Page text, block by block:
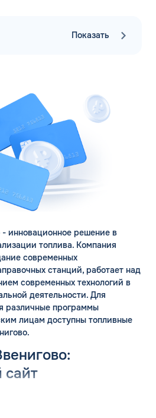
Показать
инновационное решение в
топлива. Компания
современных
станций, работает над
современных технологий в
деятельности. Для
различные программы
лицам доступны топливные
разработали и внедрили